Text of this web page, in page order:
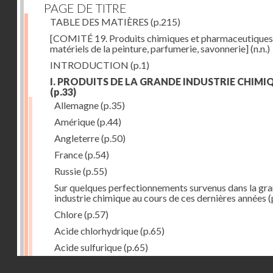
PAGE DE TITRE
TABLE DES MATIÈRES (p.215)
[COMITÉ 19. Produits chimiques et
matériels de la peinture, parfumerie, savonnerie](n.n.)
INTRODUCTION (p.1)
I. PRODUITS DE LA GRANDE INDUSTRIE
(p.33)
Allemagne(p.35)
Amérique(p.44)
Angleterre(p.50)
France(p.54)
Russie(p.55)
Sur quelques perfectionnements survenus dans la
industrie chimique au cours de ces dernières années
Chlore(p.57)
Acide chlorhydrique(p.65)
Acide sulfurique(p.65)